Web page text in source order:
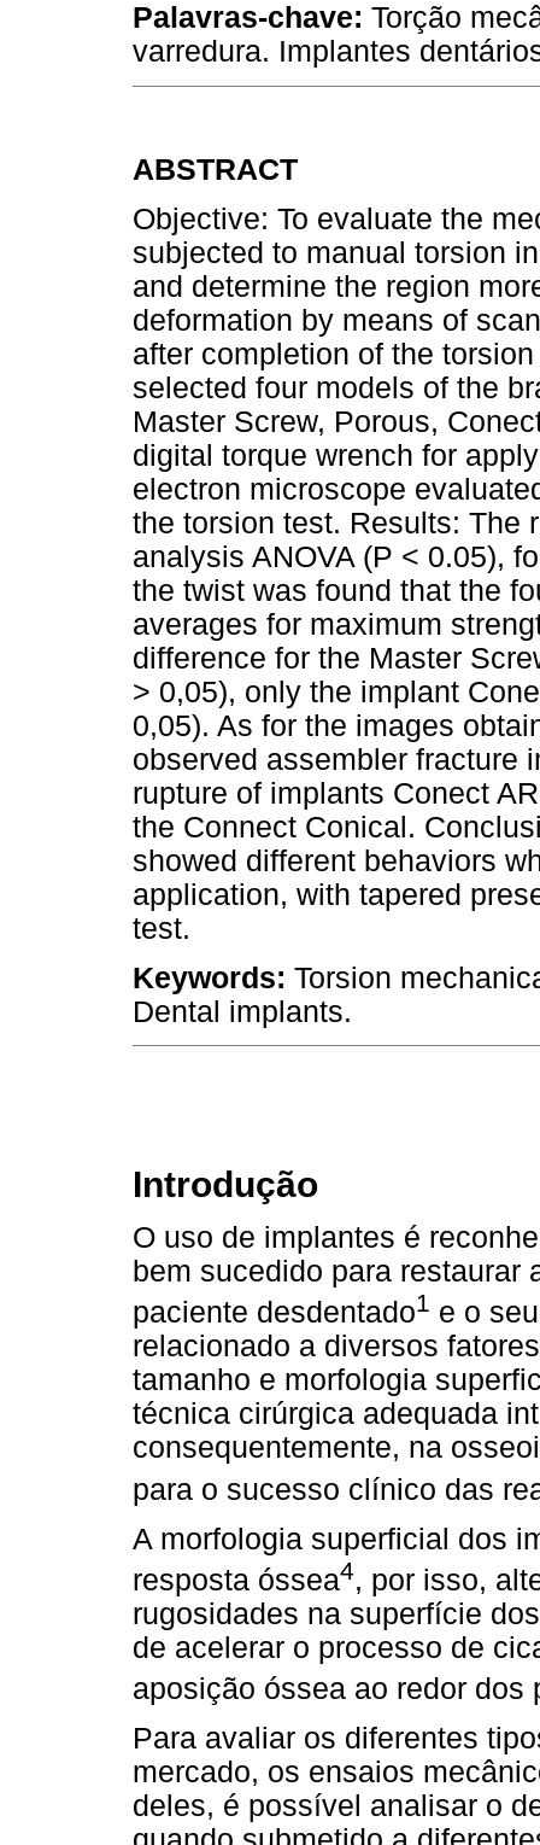
Palavras-chave: Torção
varredura. Implantes
ABSTRACT
Objective: To evaluate the
subjected to manual torsion
and determine the region
deformation by means of
after completion of the
selected four models of the
Master Screw, Porous,
digital torque wrench for
electron microscope
the torsion test. Results: The
analysis ANOVA (P < 0.05),
the twist was found that the
averages for maximum
difference for the Master
> 0,05), only the implant
0,05). As for the images
observed assembler fracture
rupture of implants Conect
the Connect Conical.
showed different behaviors
application, with tapered
test.
Keywords: Torsion
Dental implants.
Introdução
O uso de implantes é
bem sucedido para restaurar
paciente desdentado1 e o
relacionado a diversos
tamanho e morfologia
técnica cirúrgica adequada
consequentemente, na
para o sucesso clínico das
A morfologia superficial dos
resposta óssea4, por isso,
rugosidades na superfície
de acelerar o processo de
aposição óssea ao redor dos
Para avaliar os diferentes
mercado, os ensaios
deles, é possível analisar o